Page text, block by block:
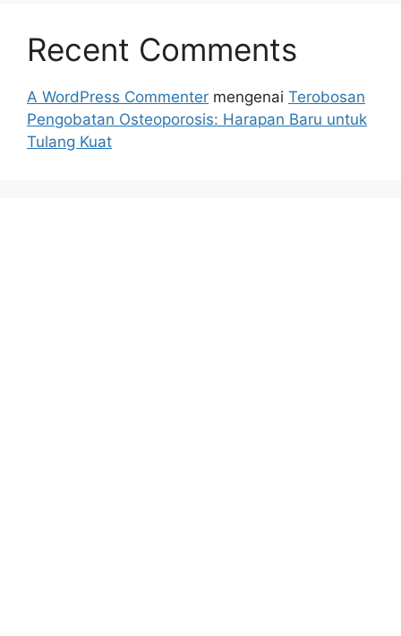
Recent Comments
A WordPress Commenter mengenai Terobosan
Pengobatan Osteoporosis: Harapan Baru untuk
Tulang Kuat